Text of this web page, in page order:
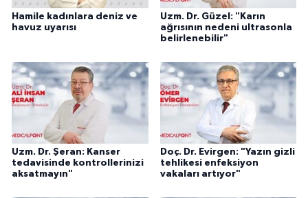
Hamile kadınlara deniz ve
havuz uyarısı
Uzm. Dr. Güzel: "Karın
ağrısının nedeni ultrasonla
belirlenebilir"
Uzm. Dr. Şeran: Kanser
tedavisinde kontrollerinizi
aksatmayın"
Doç. Dr. Evirgen: "Yazın gizli
tehlikesi enfeksiyon
vakaları artıyor"